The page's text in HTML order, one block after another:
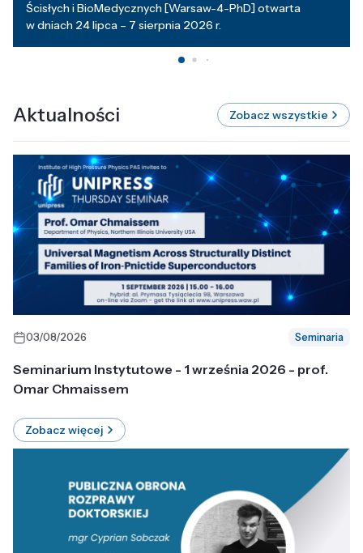
Ścisłych i BioMedycznych [Warsaw-4-PhD] otwarta
w dniach 24 lipca – 7 sierpnia 2026 r.
Aktualności Zobacz wszystkie
03/08/2026 Seminaria
Seminarium Instytutowe - 1 września 2026 - prof.
Omar Chmaissem
Zobacz więcej